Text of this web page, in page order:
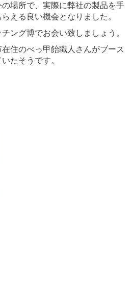
場所で、実際に弊社の製品を手
える良い機会となりました。
ング博でお会い致しましょう。
住のべっ甲飴職人さんがブース
たそうです。